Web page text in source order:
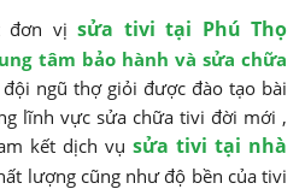
đơn vịsửa tivi tại Phú Thọ
tâm bảo hành và sửa chữa
ngũ thợ giỏi được đào tạo bài
lĩnh vực sửa chữa tivi đời mới ,
kết dịch vụ sửa tivi tại nhà
lượng cũng như độ bền của tivi